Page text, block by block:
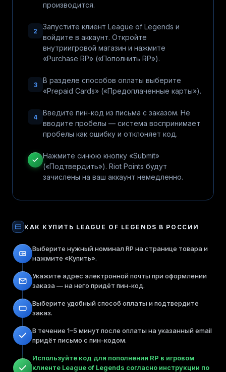
производится.
2
Запустите клиент League of Legends и
войдите в аккаунт. Откройте
внутриигровой магазин и нажмите
«Purchase RP» («Пополнить RP»).
3
В разделе способов оплаты выберите
«Prepaid Cards» («Предоплаченные карты»).
4
Введите пин-код из письма с заказом. Не
вводите пробелы — система воспринимает
пробелы как ошибку и отклоняет код.
Нажмите синюю кнопку «Submit»
(«Подтвердить»). Riot Points будут
зачислены на ваш аккаунт немедленно.
КАК КУПИТЬ LEAGUE OF LEGENDS В РОССИИ
Выберите нужный номинал RP на странице товара и
нажмите «Купить».
Укажите адрес электронной почты при оформлении
заказа — на него придёт пин-код.
Выберите удобный способ оплаты и подтвердите
заказ.
В течение 1–5 минут после оплаты на указанный email
придёт письмо с пин-кодом.
Используйте код для пополнения RP в игровом
клиенте League of Legends согласно инструкции по